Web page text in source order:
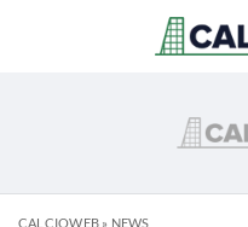
CALCIOWEB» NEWS